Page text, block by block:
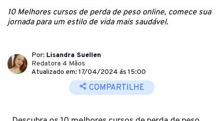
10 Melhores cursos de perda de peso online, comece sua
jornada para um estilo de vida mais saudável.
Por: Lisandra Suellen
Redatora 4 Mãos
Atualizado em: 17/04/2024 ás 15:00
COMPARTILHE